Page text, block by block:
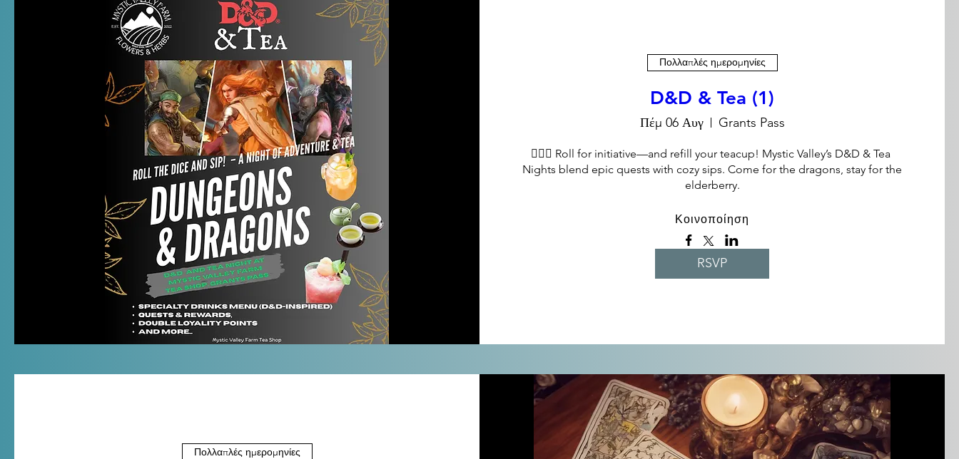
Πολλαπλές ημερομηνίες
D&D & Tea (1)
Πέμ 06 Αυγ Grants Pass
🧙‍♀️✨ Roll for initiative—and refill your teacup! Mystic Valley’s D&D & Tea
Nights blend epic quests with cozy sips. Come for the dragons, stay for the
elderberry.
Κοινοποίηση
RSVP
Πολλαπλές ημερομηνίες